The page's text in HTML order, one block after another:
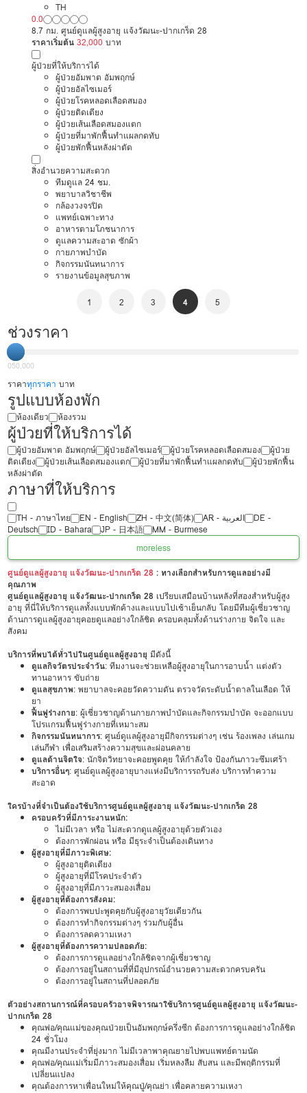
TH
0.0
8.7 กม. ศูนย์ดูแลผู้สูงอายุ แจ้งวัฒนะ-ปากเกร็ด 28
ราคาเริ่มต้น 32,000 บาท
ผู้ป่วยที่ให้บริการได้
ผู้ป่วยอัมพาต อัมพฤกษ์
ผู้ป่วยอัลไซเมอร์
ผู้ป่วยโรคหลอดเลือดสมอง
ผู้ป่วยติดเตียง
ผู้ป่วยเส้นเลือดสมองแตก
ผู้ป่วยที่มาพักฟื้นทำแผลกดทับ
ผู้ป่วยพักฟื้นหลังผ่าตัด
สิ่งอำนวยความสะดวก
ทีมดูแล 24 ชม.
พยาบาลวิชาชีพ
กล้องวงจรปิด
แพทย์เฉพาะทาง
อาหารตามโภชนาการ
ดูแลความสะอาด ซักผ้า
กายภาพบำบัด
กิจกรรมนันทนาการ
รายงานข้อมูลสุขภาพ
1 2 3 4 5
ช่วงราคา
050,000
ราคาทุกราคา บาท
รูปแบบห้องพัก
ห้องเดียว ห้องรวม
ผู้ป่วยที่ให้บริการได้
ผู้ป่วยอัมพาต อัมพฤกษ์ ผู้ป่วยอัลไซเมอร์ ผู้ป่วยโรคหลอดเลือดสมอง
ผู้ป่วย
ติดเตียง
ผู้ป่วยเส้นเลือดสมองแตก ผู้ป่วยที่มาพักฟื้นทำแผลกดทับ
ผู้ป่วยพักฟื้น
หลังผ่าตัด
ภาษาที่ให้บริการ
TH - ‏ภาษาไทย EN - English ZH - 中文(简体) ‏AR - ‏العربية‏
DE -
Deutsch
ID - Bahara JP - 日本語
MM - Burmese
moreless
ศูนย์ดูแลผู้สูงอายุ แจ้งวัฒนะ-ปากเกร็ด 28 : ทางเลือกสำหรับการดูแลอย่างมี
คุณภาพ
ศูนย์ดูแลผู้สูงอายุ แจ้งวัฒนะ-ปากเกร็ด 28 เปรียบเสมือนบ้านหลังที่สองสำหรับผู้สูง
อายุ ที่นี่ให้บริการดูแลทั้งแบบพักค้างและแบบไปเช้าเย็นกลับ โดยมีทีมผู้เชี่ยวชาญ
ด้านการดูแลผู้สูงอายุคอยดูแลอย่างใกล้ชิด ครอบคลุมทั้งด้านร่างกาย จิตใจ และ
สังคม
บริการที่พบได้ทั่วไปในศูนย์ดูแลผู้สูงอายุ มีดังนี้
ดูแลกิจวัตรประจำวัน: ทีมงานจะช่วยเหลือผู้สูงอายุในการอาบน้ำ แต่งตัว
ทานอาหาร ขับถ่าย
ดูแลสุขภาพ: พยาบาลจะคอยวัดความดัน ตรวจวัดระดับน้ำตาลในเลือด ให้
ยา
ฟื้นฟูร่างกาย: ผู้เชี่ยวชาญด้านกายภาพบำบัดและกิจกรรมบำบัด จะออกแบบ
โปรแกรมฟื้นฟูร่างกายที่เหมาะสม
กิจกรรมนันทนาการ: ศูนย์ดูแลผู้สูงอายุมีกิจกรรมต่างๆ เช่น ร้องเพลง เล่นเกม
เล่นกีฬา เพื่อเสริมสร้างความสุขและผ่อนคลาย
ดูแลด้านจิตใจ: นักจิตวิทยาจะคอยพูดคุย ให้กำลังใจ ป้องกันภาวะซึมเศร้า
บริการอื่นๆ: ศูนย์ดูแลผู้สูงอายุบางแห่งมีบริการรถรับส่ง บริการทำความ
สะอาด
ใครบ้างที่จำเป็นต้องใช้บริการศูนย์ดูแลผู้สูงอายุ แจ้งวัฒนะ-ปากเกร็ด 28
ครอบครัวที่มีภาระงานหนัก:
ไม่มีเวลา หรือ ไม่สะดวกดูแลผู้สูงอายุด้วยตัวเอง
ต้องการพักผ่อน หรือ มีธุระจำเป็นต้องเดินทาง
ผู้สูงอายุที่มีภาวะพิเศษ:
ผู้สูงอายุติดเตียง
ผู้สูงอายุที่มีโรคประจำตัว
ผู้สูงอายุที่มีภาวะสมองเสื่อม
ผู้สูงอายุที่ต้องการสังคม:
ต้องการพบปะพูดคุยกับผู้สูงอายุวัยเดียวกัน
ต้องการทำกิจกรรมต่างๆ ร่วมกับผู้อื่น
ต้องการลดความเหงา
ผู้สูงอายุที่ต้องการความปลอดภัย:
ต้องการการดูแลอย่างใกล้ชิดจากผู้เชี่ยวชาญ
ต้องการอยู่ในสถานที่ที่มีอุปกรณ์อำนวยความสะดวกครบครัน
ต้องการอยู่ในสถานที่ปลอดภัย
ตัวอย่างสถานการณ์ที่ครอบครัวอาจพิจารณาใช้บริการศูนย์ดูแลผู้สูงอายุ แจ้งวัฒนะ-
ปากเกร็ด 28
คุณพ่อ/คุณแม่ของคุณป่วยเป็นอัมพฤกษ์ครึ่งซีก ต้องการการดูแลอย่างใกล้ชิด
24 ชั่วโมง
คุณมีงานประจำที่ยุ่งมาก ไม่มีเวลาพาคุณยายไปพบแพทย์ตามนัด
คุณพ่อ/คุณแม่เริ่มมีภาวะสมองเสื่อม เริ่มหลงลืม สับสน และมีพฤติกรรมที่
เปลี่ยนแปลง
คุณต้องการหาเพื่อนใหม่ให้คุณปู่/คุณย่า เพื่อคลายความเหงา